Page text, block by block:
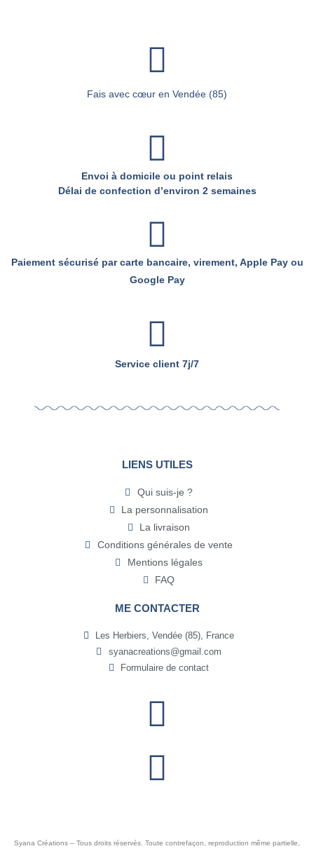
Fais avec cœur en Vendée (85)
Envoi à domicile ou point relais
Délai de confection d’environ 2 semaines
Paiement sécurisé par carte bancaire, virement, Apple Pay ou
Google Pay
Service client 7j/7
LIENS UTILES
Qui suis-je ?
La personnalisation
La livraison
Conditions générales de vente
Mentions légales
FAQ
ME CONTACTER
Les Herbiers, Vendée (85), France
syanacreations@gmail.com
Formulaire de contact
Syana Créations – Tous droits réservés. Toute contrefaçon, reproduction même partielle,